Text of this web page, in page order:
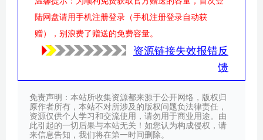
陆网盘请用手机注册登录（手机注册登录自动获
赠），别浪费了赠送的免费容量。
资源链接失效报错反
馈
免责声明：本站所收集资源都来源于公开网络，版权归
原作者所有，本站不对所涉及的版权问题负法律责任，
资源仅供个人学习和交流使用，请勿用于商业用途。由
此引起的一切后果与本站无关！如您认为构成侵权，请
来信息告知，我们将在第一时间删除。